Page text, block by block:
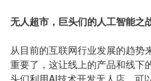
无人超市，巨头们的人工智能之
从目前的互联网行业发展的趋势
重要了，这让线上的产品和线下
头们利用AI技术开发无人店，可